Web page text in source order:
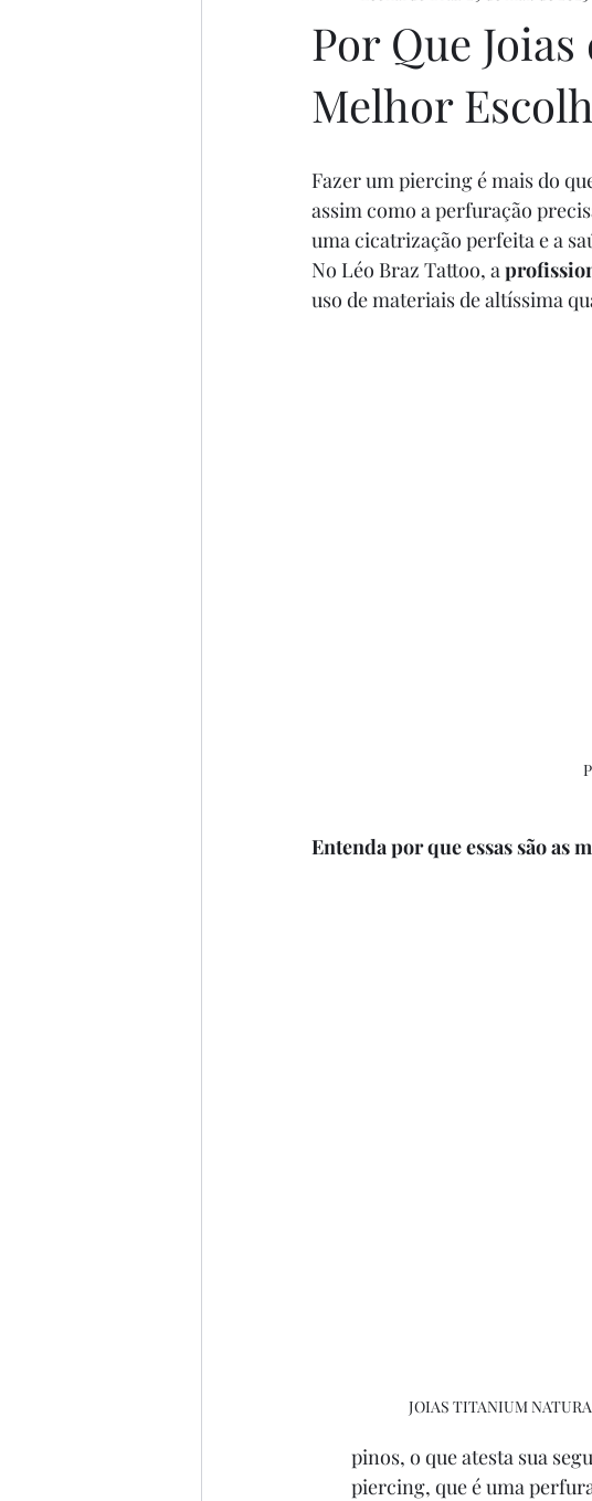
Por Que
Melhor
Fazer um piercing é mais do
assim como a perfuração
uma cicatrização perfeita e a
No Léo Braz Tattoo, a
uso de materiais de altíssima
Entenda por que essas são as
JOIAS TITANIUM
pinos, o que atesta sua
piercing, que é uma